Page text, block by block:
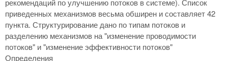
рекомендаций по улучшению потоков в системе). Список
приведенных механизмов весьма обширен и составляет 42
пункта. Структурирование дано по типам потоков и
разделению механизмов на "изменение проводимости
потоков" и "изменение эффективности потоков"
Определения